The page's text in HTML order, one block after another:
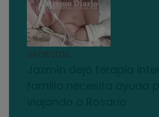
04/08/2026